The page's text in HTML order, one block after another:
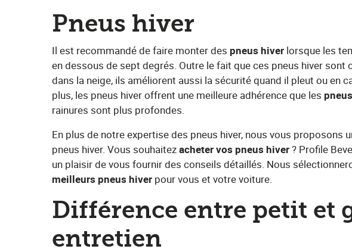
Pneus hiver
Il est recommandé de faire monter des​ ​ pneus hiver​ lorsque les
en dessous de sept degrés. Outre le fait que ces pneus hiver sont
dans la neige, ils améliorent aussi la sécurité quand il pleut ou en
plus, les pneus hiver offrent une meilleure adhérence que les​ ​
rainures sont plus profondes.
En plus de notre expertise des pneus hiver, nous vous proposons
pneus hiver. Vous souhaitez ​acheter vos pneus hiver​? Profile
un plaisir de vous fournir des conseils détaillés. Nous
meilleurs pneus hiver ​ pour vous et votre voiture.
Différence entre petit et
entretien